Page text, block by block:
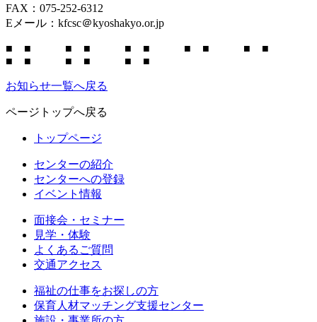
FAX：075-252-6312
Eメール：kfcsc＠kyoshakyo.or.jp
■ ■ ■ ■ ■ ■ ■ ■ ■ ■
■ ■ ■ ■ ■ ■
お知らせ一覧へ戻る
ページトップへ戻る
トップページ
センターの紹介
センターへの登録
イベント情報
面接会・セミナー
見学・体験
よくあるご質問
交通アクセス
福祉の仕事をお探しの方
保育人材マッチング支援センター